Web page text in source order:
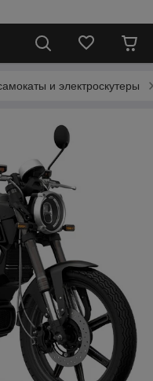
и электроскутеры